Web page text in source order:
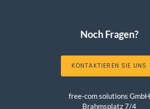
Noch Fragen?
KONTAKTIEREN SIE UNS
free-com solutions GmbH
Brahmsplatz 7/4